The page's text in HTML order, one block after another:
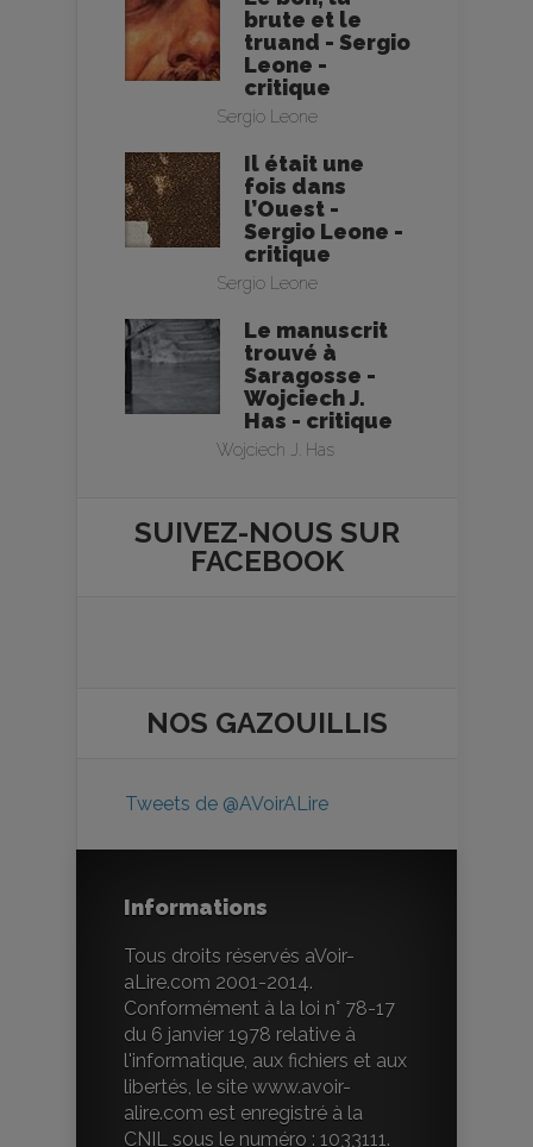
brute et le
truand - Sergio
Leone -
critique
Sergio Leone
Il était une
fois dans
l’Ouest -
Sergio Leone -
critique
Sergio Leone
Le manuscrit
trouvé à
Saragosse -
Wojciech J.
Has - critique
Wojciech J. Has
SUIVEZ-NOUS SUR
FACEBOOK
NOS GAZOUILLIS
Tweets de @AVoirALire
Informations
Tous droits réservés aVoir-
aLire.com 2001-2014.
Conformément à la loi n° 78-17
du 6 janvier 1978 relative à
l'informatique, aux fichiers et aux
libertés, le site www.avoir-
alire.com est enregistré à la
CNIL sous le numéro : 1033111.